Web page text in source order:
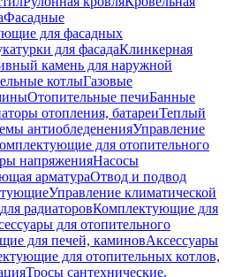
Фасадные
для фасадных
для фасадаКлинкерная
камень для наружной
котлыГазовые
Отопительные печиБанные
отопления, батареиТеплый
антиобледененияУправление
для отопительного
напряженияНасосы
арматураОтвод и подвод
Управление климатической
радиаторовКомплектующие для
для отопительного
для печей, каминовАксессуары
для отопительных котлов,
Тросы сантехнические,